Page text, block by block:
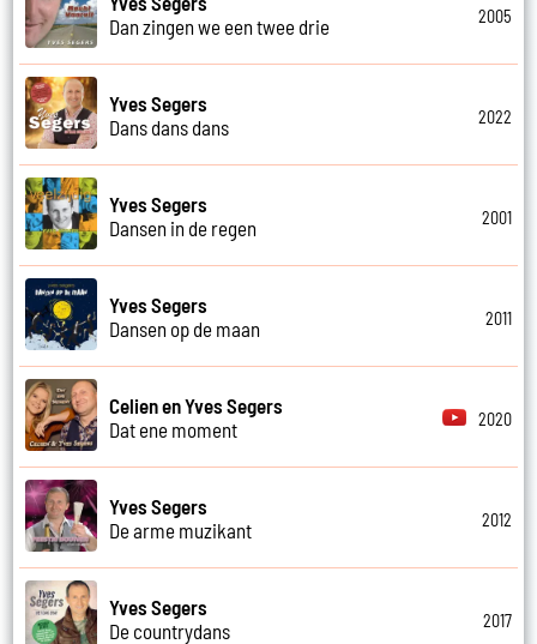
Dan zingen we een twee drie
2005
Yves Segers
Dans dans dans
2022
Yves Segers
Dansen in de regen
2001
Yves Segers
Dansen op de maan
2011
Celien en Yves Segers
Dat ene moment
2020
Yves Segers
De arme muzikant
2012
Yves Segers
De countrydans
2017